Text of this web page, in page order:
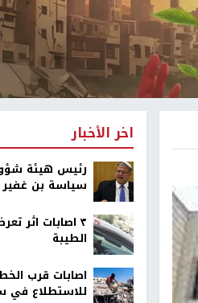
اخر الأخبار
رئيس هيئة
سياسة بن
٣ اصابات اثر
الطيبة
اصابات قرب
للاستطلاع في